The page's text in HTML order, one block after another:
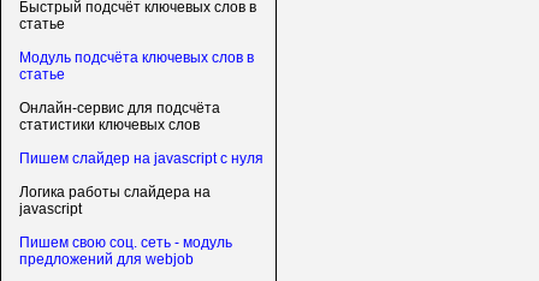
Быстрый подсчёт ключевых слов в
статье
Модуль подсчёта ключевых слов в
статье
Онлайн-сервис для подсчёта
статистики ключевых слов
Пишем слайдер на javascript с нуля
Логика работы слайдера на
javascript
Пишем свою соц. сеть - модуль
предложений для webjob